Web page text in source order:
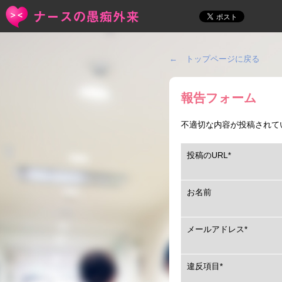
← トップページに戻る
報告フォーム
不適切な内容が投稿されて
投稿のURL *
お名前
メールアドレス*
違反項目*